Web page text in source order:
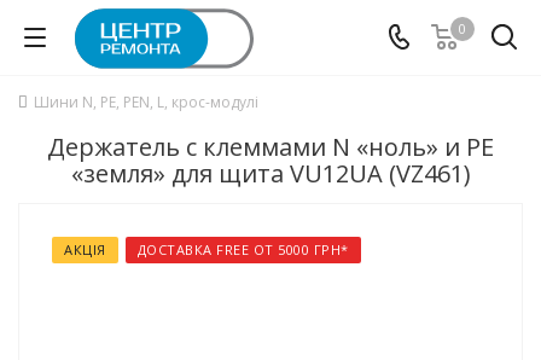
0
Шини N, PE, PEN, L, крос-модулі
Держатель с клеммами N «ноль» и PE
«земля» для щита VU12UA (VZ461)
АКЦІЯ ДОСТАВКА FREE ОТ 5000 ГРН*